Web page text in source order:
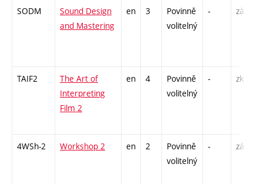
SODM
Sound Design
and Mastering
en 3
Povinně
volitelný
- zá
TAIF2
The Art of
Interpreting
Film 2
en 4
Povinně
volitelný
- zk
4WSh-2 Workshop 2 en 2
Povinně
volitelný
- zá